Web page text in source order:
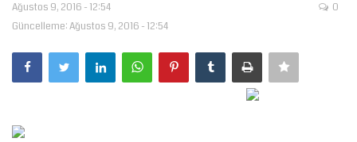
Eğitim
Magazin
Gündem
Ağustos 9, 2016 - 12:54
Güncelleme: Ağustos 9, 2016 - 12:54
0